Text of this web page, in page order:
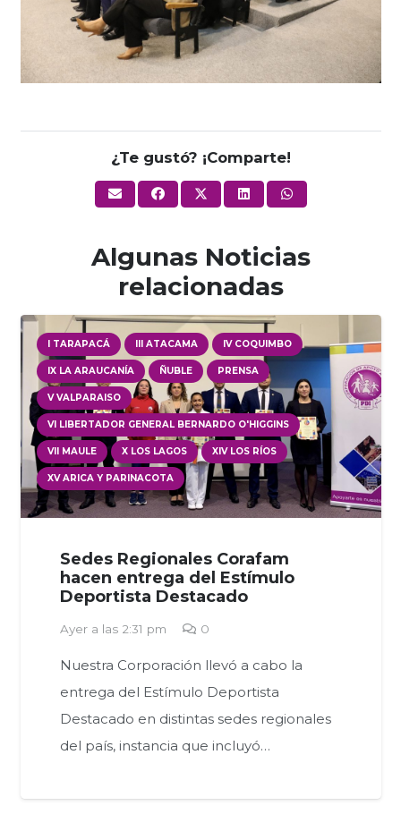
¿Te gustó? ¡Comparte!
Algunas Noticias
relacionadas
I TARAPACÁ III ATACAMA IV COQUIMBO
IX LA ARAUCANÍA ÑUBLE PRENSA
V VALPARAISO
VI LIBERTADOR GENERAL BERNARDO O'HIGGINS
VII MAULE X LOS LAGOS XIV LOS RÍOS
XV ARICA Y PARINACOTA
Sedes Regionales Corafam
hacen entrega del Estímulo
Deportista Destacado
Ayer a las 2:31 pm 0
Nuestra Corporación llevó a cabo la
entrega del Estímulo Deportista
Destacado en distintas sedes regionales
del país, instancia que incluyó…